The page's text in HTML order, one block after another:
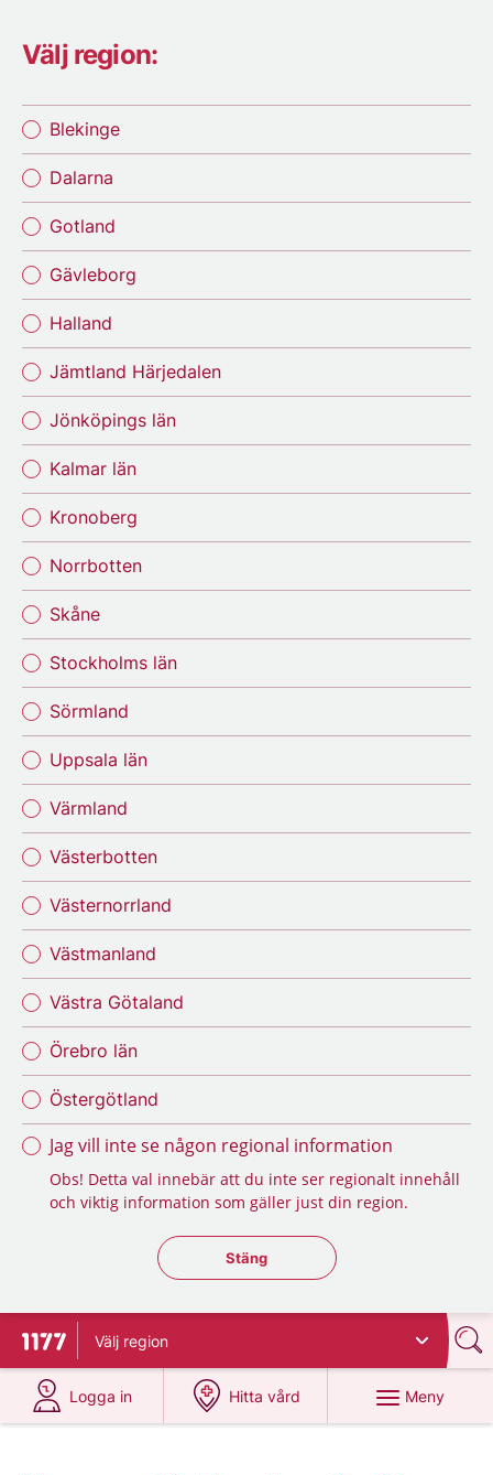
Välj region:
Blekinge
Dalarna
Gotland
Gävleborg
Halland
Jämtland Härjedalen
Jönköpings län
Kalmar län
Kronoberg
Norrbotten
Skåne
Stockholms län
Sörmland
Uppsala län
Värmland
Västerbotten
Västernorrland
Västmanland
Västra Götaland
Örebro län
Östergötland
Jag vill inte se någon regional information
Obs! Detta val innebär att du inte ser regionalt innehåll
och viktig information som gäller just din region.
Stäng regionsväljaren
Stäng
Till startsidan för 1177
Välj region
Logga in
på 1177.se
Hitta vård
på 1177.se
Meny